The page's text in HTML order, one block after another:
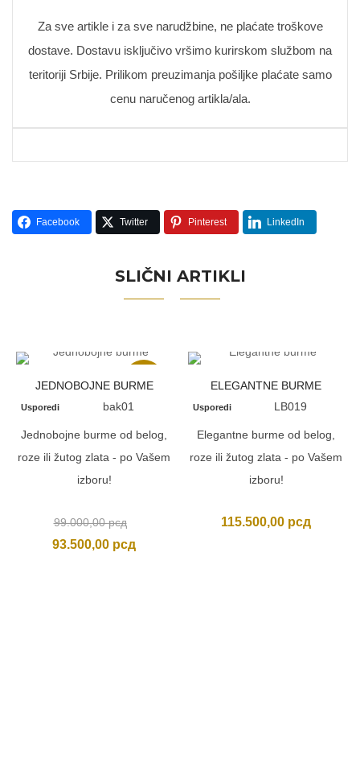
Za sve artikle i za sve narudžbine, ne plaćate troškove
dostave. Dostavu isključivo vršimo kurirskom službom na
teritoriji Srbije. Prilikom preuzimanja pošiljke plaćate samo
cenu naručenog artikla/ala.
Facebook Twitter Pinterest LinkedIn
SLIČNI ARTIKLI
Akcija
JEDNOBOJNE BURME
Usporedi bak01
Jednobojne burme od belog,
roze ili žutog zlata - po Vašem
izboru!
99.000,00рсд
cena
93.500,00 рсд
ELEGANTNE BURME
Usporedi LB019
Elegantne burme od belog,
roze ili žutog zlata - po Vašem
izboru!
115.500,00 рсд